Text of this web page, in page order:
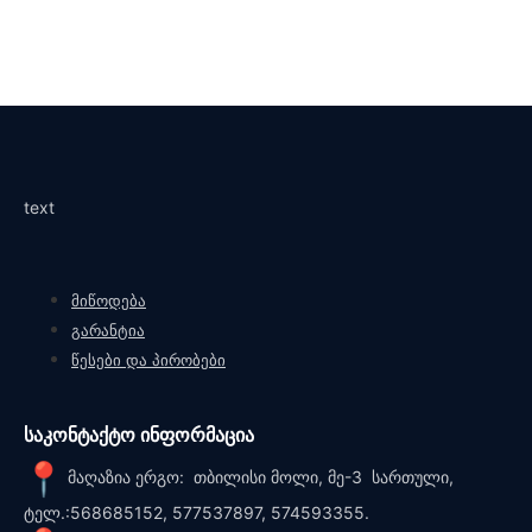
text
მიწოდება
გარანტია
წესები და პირობები
საკონტაქტო ინფორმაცია
მაღაზია ერგო: თბილისი მოლი, მე-3 სართული,
ტელ.:568685152, 577537897, 574593355.